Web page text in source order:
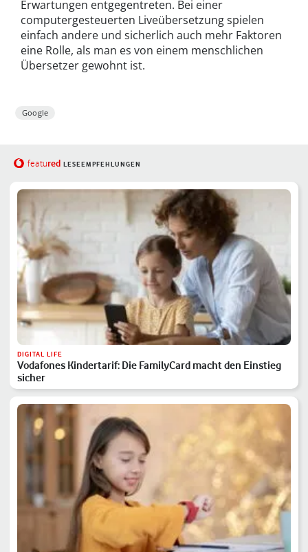
Erwartungen entgegentreten. Bei einer
computergesteuerten Liveübersetzung spielen
einfach andere und sicherlich auch mehr Faktoren
eine Rolle, als man es von einem menschlichen
Übersetzer gewohnt ist.
Google
featured LESEEMPFEHLUNGEN
DIGITAL LIFE
Vodafones Kindertarif: Die FamilyCard macht den Einstieg
sicher